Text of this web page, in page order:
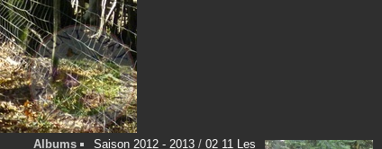
Albums Saison 2012 - 2013/ 02 11 Les